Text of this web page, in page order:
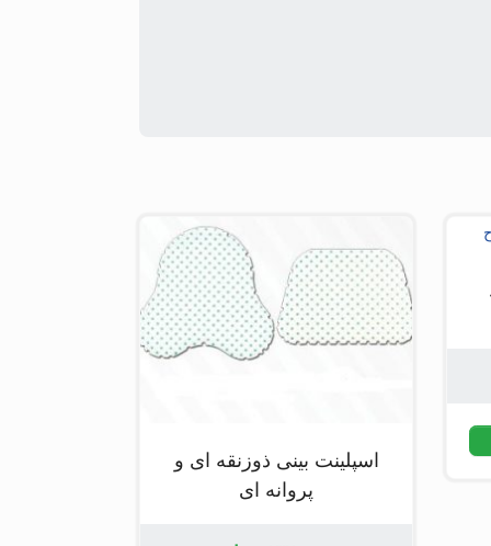
اسپلینت بینی ذوزنقه ای و
پروانه ای